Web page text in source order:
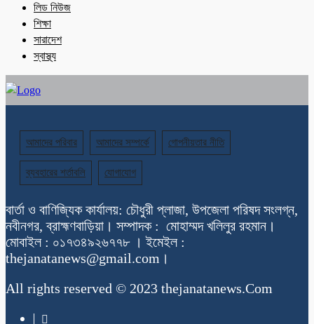
লিড নিউজ
শিক্ষা
সারাদেশ
স্বাস্থ্য
আমাদের পরিবার আমাদের সম্পর্কে গোপনীয়তার নীতি
ব্যবহারের শর্তাবলি যোগাযোগ
বার্তা ও বাণিজ্যিক কার্যালয়: চৌধুরী প্লাজা, উপজেলা পরিষদ সংলগ্ন,
নবীনগর, ব্রাহ্মণবাড়িয়া। সম্পাদক : মোহাম্মদ খলিলুর রহমান।
মোবাইল : ০১৭৩৪৯২৬৭৭৮ । ইমেইল :
thejanatanews@gmail.com।
All rights reserved © 2023 thejanatanews.Com